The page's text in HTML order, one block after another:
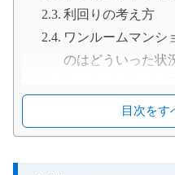
利回りの考え方
ワンルームマンシ
のはどういった状
巧みな営業手法で
目次をす